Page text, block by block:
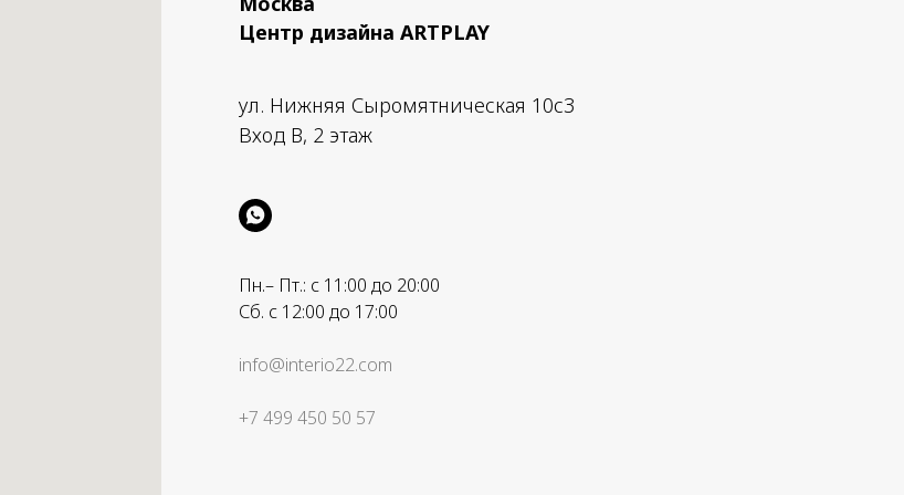
Центр дизайна ARTPLAY
ул. Нижняя Сыромятническая 10с3
Вход B, 2 этаж
Пн.– Пт.: с 11:00 до 20:00
Сб. с 12:00 до 17:00
info@interio22.com
+7 499 450 50 57